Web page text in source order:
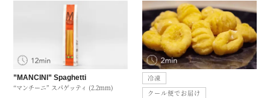
“マンチーニ” スパゲッティ (2.2mm)
”MANCINI” Spaghetti
冷凍
クール便でお届け